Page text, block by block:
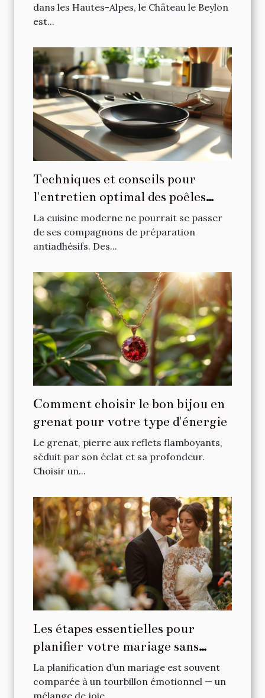
dans les Hautes-Alpes, le Château le Beylon
est...
Techniques et conseils pour
l'entretien optimal des poêles
antiadhésives
La cuisine moderne ne pourrait se passer
de ses compagnons de préparation
antiadhésifs. Des...
Comment choisir le bon bijou en
grenat pour votre type d'énergie
Le grenat, pierre aux reflets flamboyants,
séduit par son éclat et sa profondeur.
Choisir un...
Les étapes essentielles pour
planifier votre mariage sans
stress
La planification d’un mariage est souvent
comparée à un tourbillon émotionnel — un